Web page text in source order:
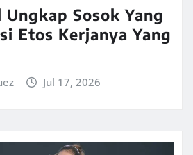
Ungkap Sosok Yang
Etos Kerjanya Yang
Jul 17, 2026